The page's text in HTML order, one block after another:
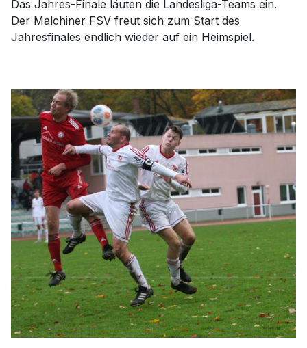
Das Jahres-Finale läuten die Landesliga-Teams ein.
Der Malchiner FSV freut sich zum Start des
Jahresfinales endlich wieder auf ein Heimspiel.